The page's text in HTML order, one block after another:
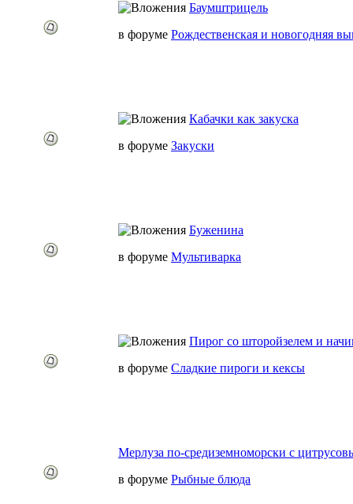
Баумштрицель
в форуме Рождественская и новогодняя
Кабачки как закуска
в форуме Закуски
Буженина
в форуме Мультиварка
Пирог со шторойзелем и
в форуме Сладкие пироги и кексы
Мерлуза по-средиземноморски с
в форуме Рыбные блюда